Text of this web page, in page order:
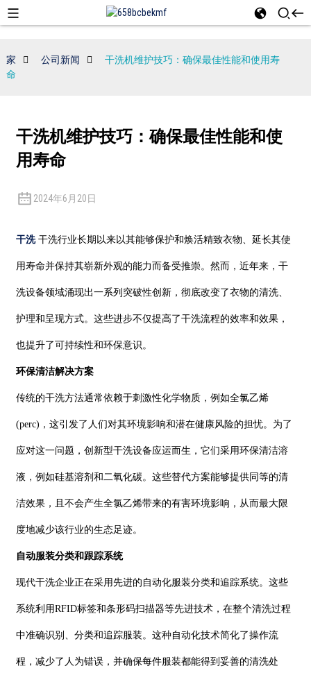
家 公司新闻
干洗机维护技巧：确保最佳性能和使用寿
命
干洗机维护技巧：确保最佳性能和使
用寿命
2024年6月20日
干洗干洗行业长期以来以其能够保护和焕活精致衣物、延长其使
用寿命并保持其崭新外观的能力而备受推崇。然而，近年来，干
洗设备领域涌现出一系列突破性创新，彻底改变了衣物的清洗、
护理和呈现方式。这些进步不仅提高了干洗流程的效率和效果，
也提升了可持续性和环保意识。
环保清洁解决方案
传统的干洗方法通常依赖于刺激性化学物质，例如全氯乙烯
(perc)，这引发了人们对其环境影响和潜在健康风险的担忧。为了
应对这一问题，创新型干洗设备应运而生，它们采用环保清洁溶
液，例如硅基溶剂和二氧化碳。这些替代方案能够提供同等的清
洁效果，且不会产生全氯乙烯带来的有害环境影响，从而最大限
度地减少该行业的生态足迹。
自动服装分类和跟踪系统
现代干洗企业正在采用先进的自动化服装分类和追踪系统。这些
系统利用RFID标签和条形码扫描器等先进技术，在整个清洗过程
中准确识别、分类和追踪服装。这种自动化技术简化了操作流
程，减少了人为错误，并确保每件服装都能得到妥善的清洗处